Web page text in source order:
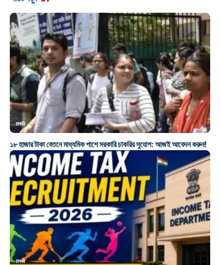
চাকরি
১৮ হাজার টাকা বেতনে মাধ্যমিক পাশে সরকারি চাকরির সুযোগ: আজই আবেদন করুন!
চাকরি